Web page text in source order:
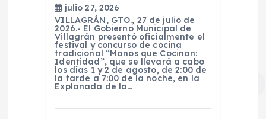
julio 27, 2026
VILLAGRÁN, GTO., 27 de julio de
2026.- El Gobierno Municipal de
Villagrán presentó oficialmente el
festival y concurso de cocina
tradicional “Manos que Cocinan:
Identidad”, que se llevará a cabo
los días 1 y 2 de agosto, de 2:00 de
la tarde a 7:00 de la noche, en la
Explanada de la…